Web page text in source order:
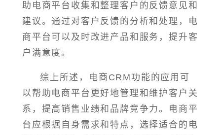
助电商平台收集和整理客户的反馈意见和
建议。通过对客户反馈的分析和处理，电
商平台可以及时改进产品和服务，提升客
户满意度。
综上所述，电商CRM功能的应用可
以帮助电商平台更好地管理和维护客户关
系，提高销售业绩和品牌竞争力。电商平
台应根据自身需求和特点，选择适合的电